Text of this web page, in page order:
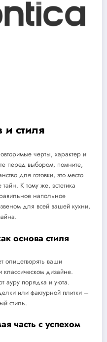
стиля
черты, характер и
перед выбором, помните,
для готовки, это место
К тому же, эстетика
напольное
для всей вашей кухни,
основа стиля
олицетворять ваши
дизайне.
ауру порядка и уюта.
или фактурной плитки –
стиль.
часть с успехом